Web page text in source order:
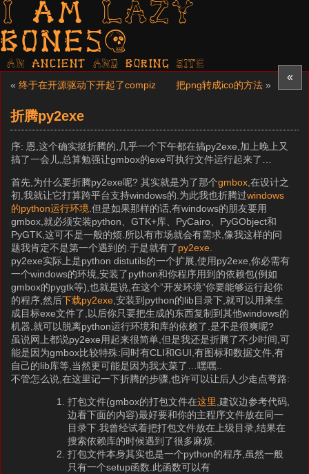
I am LAZY
bones?
AN ancient AND boring SITE
«
« 终于在开源驱动下开起了compiz 把png转成ico的方法 »
折腾py2exe
序: 恩,这个确实挺折腾的,几乎一个下午都在搞py2exe,加上晚上又
搞了一会儿,总算勉强让gmbox的exe可执行文件运行起来了…
首先,为什么要折腾py2exe呢? 其实就是为了那个gmbox ,在设计之
初,我就让它打算跨平台支持windows的.为此我也折腾过windows
的python运行环境 .但是如果那样的话,有windows的朋友要用
gmbox,就必须安装python、GTK+库、PyCairo、PyGObject和
PyGTK,这可不是一般的烦.所以有市场就会有需求,像我这样的问
题我肯定不是第一个遇到的.于是就有了py2exe
py2exe实际上是python distutils的一个扩展,使用py2exe,你必需有
一个windows的环境,安装了python和你程序用到的依赖包(例如
gmbox的pygtk等),也就是说,在这个”开发环境”你要能够运行起你
的程序,然后下载py2exe ,安装到python的lib目录下,就可以用来生
成目标exe文件了,以后你只要把生成的东西复制到其他windows的
机器,就可以脱离python运行环境和库的依赖了.是不是很爽呢?
虽说网上都说py2exe用起来很简单,但是我还是折腾了不少时间,可
能是因为gmbox比较特殊:同时有CLI和GUI,有图标和数据文件,有
自己的lib库等,当然更可能是因为我太菜了…嘿嘿..
不管怎么说,在这里记一下折腾的步骤,也许可以让后人少走点弯路:
打包文件(gmbox的打包文件在这里 ,建议边参考代码,
边看下面的内容)最好要和你的主程序文件放在同一
目录下.我曾经试着把打包文件放在上级目录,结果在
搜索依赖库的时候遇到了很多麻烦.
打包文件本身其实也是一个python的程序,虽然一般
只有一个setup函数.此函数可以有